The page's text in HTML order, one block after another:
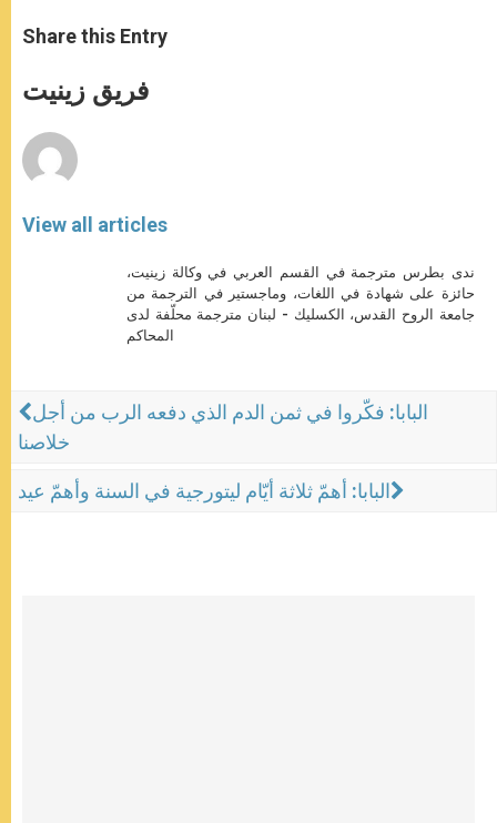
t
s
p
p
s
e
g
e
e
b
o
k
Share this Entry
فريق زينيت
View all articles
ندى بطرس مترجمة في القسم العربي في وكالة زينيت،
حائزة على شهادة في اللغات، وماجستير في الترجمة من
جامعة الروح القدس، الكسليك - لبنان مترجمة محلّفة لدى
المحاكم
البابا: فكّروا في ثمن الدم الذي دفعه الرب من أجل
خلاصنا
البابا: أهمّ ثلاثة أيّام ليتورجية في السنة وأهمّ عيد